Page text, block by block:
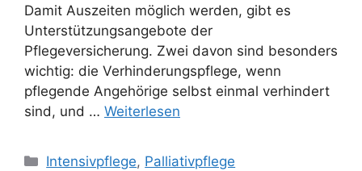
Damit Auszeiten möglich werden, gibt es
Unterstützungsangebote der
Pflegeversicherung. Zwei davon sind besonders
wichtig: die Verhinderungspflege, wenn
pflegende Angehörige selbst einmal verhindert
sind, und … Weiterlesen
Intensivpflege, Palliativpflege